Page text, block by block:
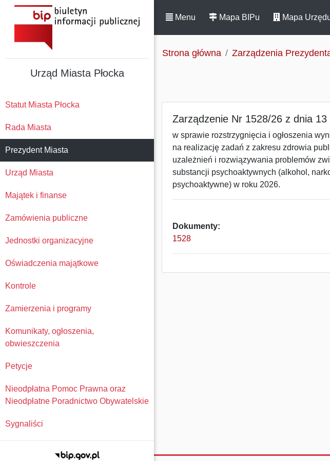
Urząd Miasta Płocka
Statut Miasta Płocka
Rada Miasta
Prezydent Miasta
Urząd Miasta
Majątek i finanse
Zamówienia publiczne
Jednostki organizacyjne
Oświadczenia majątkowe
Kontrole
Zamierzenia i programy
Komunikaty, ogłoszenia,
obwieszczenia
Petycje
Nieodpłatna Pomoc Prawna oraz
Nieodpłatne Poradnictwo Obywatelskie
Sygnaliści
Menu Mapa BIPu Mapa
Strona główna Zarządzenia
Zarządzenie Nr 1528/26 z dnia 13
w sprawie rozstrzygnięcia i ogłoszenia
na realizację zadań z zakresu zdrowia
uzależnień i rozwiązywania problemów
substancji psychoaktywnych (alkohol,
psychoaktywne) w roku 2026.
Dokumenty:
1528